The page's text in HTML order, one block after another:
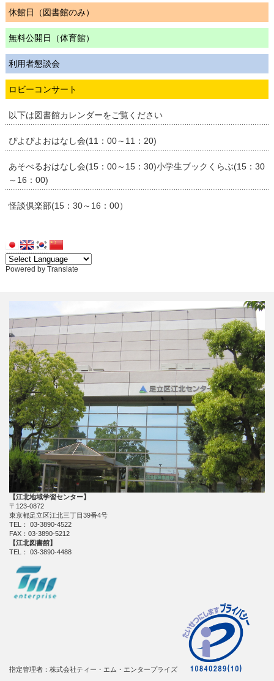
休館日（図書館のみ）
無料公開日（体育館）
利用者懇談会
ロビーコンサート
以下は図書館カレンダーをご覧ください
ぴよぴよおはなし会(11：00～11：20)
あそべるおはなし会(15：00～15：30)小学生ブックくらぶ(15：30
～16：00)
怪談倶楽部(15：30～16：00）
Powered by Translate
【江北地域学習センター】
〒123-0872
東京都足立区江北三丁目39番4号
TEL： 03-3890-4522
FAX：03-3890-5212
【江北図書館】
TEL： 03-3890-4488
指定管理者：株式会社ティー・エム・エンタープライズ